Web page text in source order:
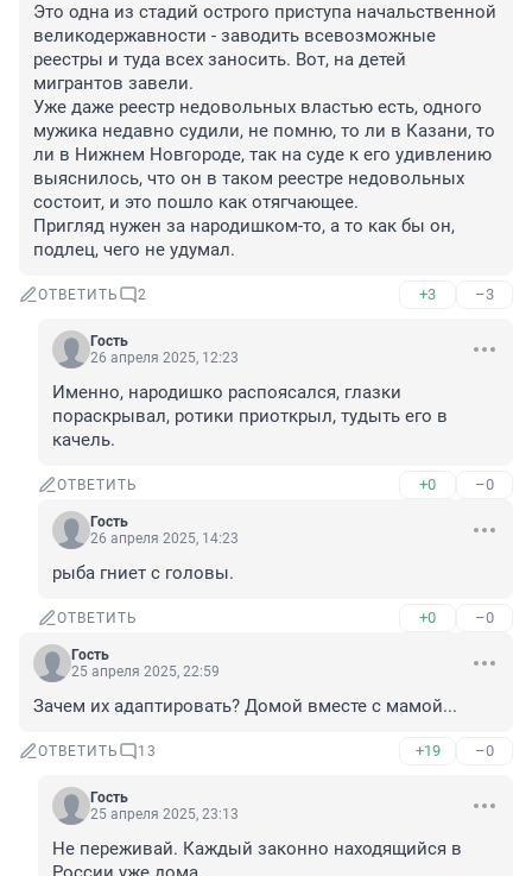
Это одна из стадий острого приступа начальственной
великодержавности - заводить всевозможные
реестры и туда всех заносить. Вот, на детей
мигрантов завели.
Уже даже реестр недовольных властью есть, одного
мужика недавно судили, не помню, то ли в Казани, то
ли в Нижнем Новгороде, так на суде к его удивлению
выяснилось, что он в таком реестре недовольных
состоит, и это пошло как отягчающее.
Пригляд нужен за народишком-то, а то как бы он,
подлец, чего не удумал.
ОТВЕТИТЬ 2 +3 –3
Гость
26 апреля 2025, 12:23
Именно, народишко распоясался, глазки
пораскрывал, ротики приоткрыл, тудыть его в
качель.
ОТВЕТИТЬ +0 –0
Гость
26 апреля 2025, 14:23
рыба гниет с головы.
ОТВЕТИТЬ +0 –0
Гость
25 апреля 2025, 22:59
Зачем их адаптировать? Домой вместе с мамой...
ОТВЕТИТЬ 13 +19 –0
Гость
25 апреля 2025, 23:13
Не переживай. Каждый законно находящийся в